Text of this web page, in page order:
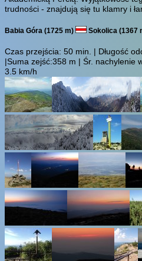
trudności - znajdują się tu klamry i
Babia Góra (1725 m) Sokolica (1367
Czas przejścia: 50 min.
| Długość
|Suma zejść:358 m | Śr. nachylenie
3.5 km/h